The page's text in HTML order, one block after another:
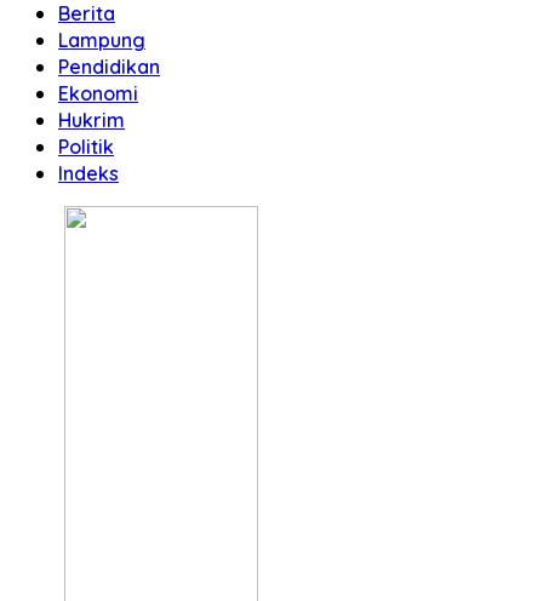
Berita
Lampung
Pendidikan
Ekonomi
Hukrim
Politik
Indeks